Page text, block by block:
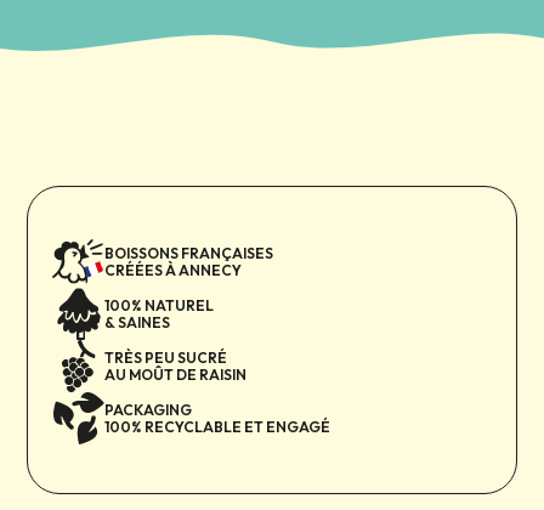
différence !
BOISSONS FRANÇAISES
CRÉÉES À ANNECY
100% NATUREL
& SAINES
TRÈS PEU SUCRÉ
AU MOÛT DE RAISIN
PACKAGING
100% RECYCLABLE ET ENGAGÉ